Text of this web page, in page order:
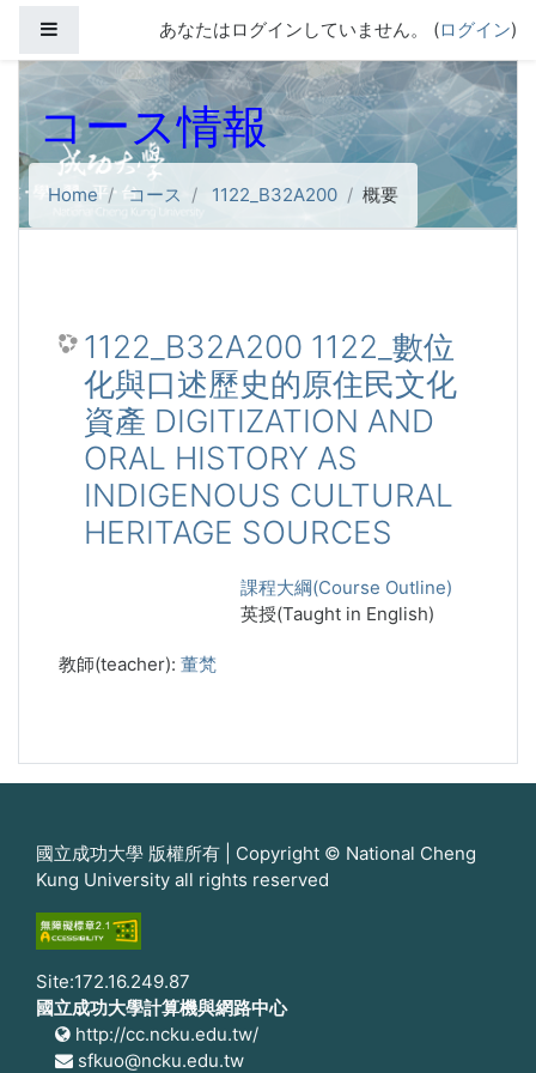
サイドパネルあなたはログインしていません。 (ログイン)
コース情報
Home コース 1122_B32A200 概要
1122_B32A200 1122_數位
化與口述歷史的原住民文化
資產 DIGITIZATION AND
ORAL HISTORY AS
INDIGENOUS CULTURAL
HERITAGE SOURCES
課程大綱(Course Outline)
英授(Taught in English)
教師(teacher): 董梵
國立成功大學 版權所有 | Copyright © National Cheng
Kung University all rights reserved
Site:172.16.249.87
國立成功大學計算機與網路中心
http://cc.ncku.edu.tw/
sfkuo@ncku.edu.tw